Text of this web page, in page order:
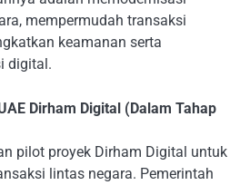
mempermudah transaksi
keamanan serta
digital.
Dirham Digital (Dalam Tahap
pilot proyek Dirham Digital untuk
lintas negara. Pemerintah